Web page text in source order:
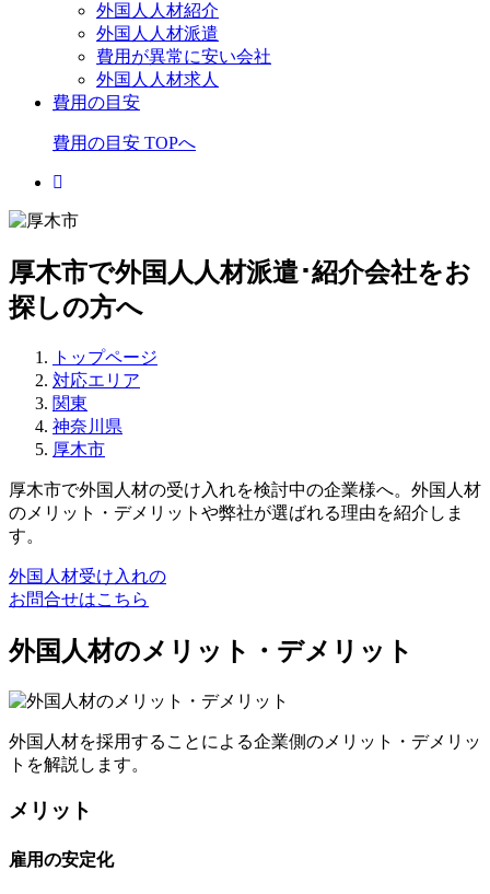
外国人人材紹介
外国人人材派遣
費用が異常に安い会社
外国人人材求人
費用の目安
費用の目安 TOPへ
厚木市で外国人人材派遣･紹介会社をお
探しの方へ
トップページ
対応エリア
関東
神奈川県
厚木市
厚木市で外国人材の受け入れを検討中の企業様へ。外国人材
のメリット・デメリットや弊社が選ばれる理由を紹介しま
す。
外国人材受け入れの
お問合せはこちら
外国人材のメリット・デメリット
外国人材を採用することによる企業側のメリット・デメリッ
トを解説します。
メリット
雇用の安定化